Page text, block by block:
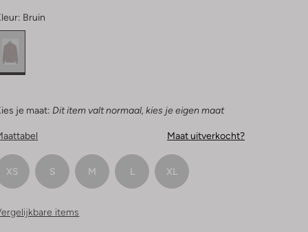
Bruin
je maat: Dit item valt normaal, kies je eigen maat
Maat uitverkocht?
XS S M L XL
items